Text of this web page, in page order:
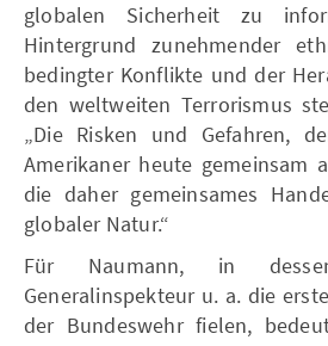
globalen Sicherheit zu
Hintergrund zunehmender
bedingter Konflikte und der
den weltweiten Terrorismus
„Die Risken und Gefahren,
Amerikaner heute gemeinsam
die daher gemeinsames
globaler Natur.“
Für Naumann, in
Generalinspekteur u. a. die
der Bundeswehr fielen,